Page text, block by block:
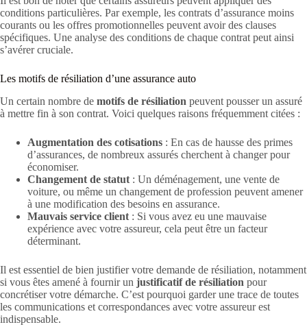
conditions particulières. Par exemple, les contrats d’assurance moins
courants ou les offres promotionnelles peuvent avoir des clauses
spécifiques. Une analyse des conditions de chaque contrat peut ainsi
s’avérer cruciale.
Les motifs de résiliation d’une assurance auto
Un certain nombre de motifs de résiliation peuvent pousser un assuré
à mettre fin à son contrat. Voici quelques raisons fréquemment citées :
Augmentation des cotisations : En cas de hausse des primes
d’assurances, de nombreux assurés cherchent à changer pour
économiser.
Changement de statut : Un déménagement, une vente de
voiture, ou même un changement de profession peuvent amener
à une modification des besoins en assurance.
Mauvais service client : Si vous avez eu une mauvaise
expérience avec votre assureur, cela peut être un facteur
déterminant.
Il est essentiel de bien justifier votre demande de résiliation, notamment
si vous êtes amené à fournir un justificatif de résiliation pour
concrétiser votre démarche. C’est pourquoi garder une trace de toutes
les communications et correspondances avec votre assureur est
indispensable.